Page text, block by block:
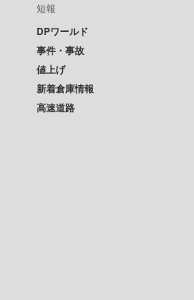
短報
DPワールド
事件・事故
値上げ
新着倉庫情報
高速道路